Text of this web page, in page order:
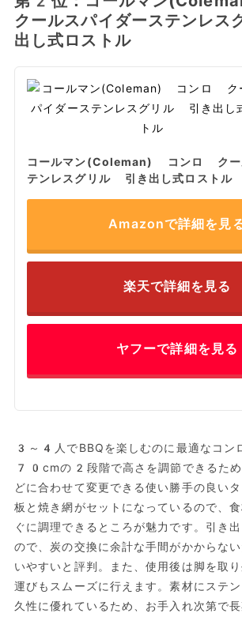
クールスパイダーステンレ
出し式ロストル
コールマン(Coleman) コンロ クー
テンレスグリル 引き出し式ロストル
Amazonで詳細を見
楽天で詳細を見る
ヤフーで詳細を見る
3～4人でBBQを楽しむのに最適なコ
70cmの2段階で高さを調節できるため
どに合わせて変更できる使い勝手の良い
板と焼き網がセットになっているので、
ぐに調理できるところが魅力です。引き
ので、炭の交換に余計な手間がかからな
いやすいと評判。また、使用後は脚を取
運びもスムーズに行えます。素材にステ
久性に優れているため、お手入れ次第で